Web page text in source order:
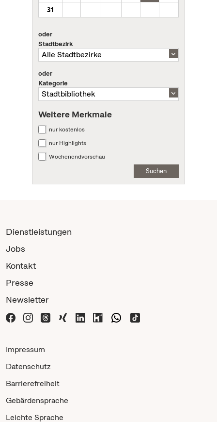
31
oder
Stadtbezirk
oder
Kategorie
Weitere Merkmale
nur kostenlos
nur Highlights
Wochenendvorschau
Suchen
Dienstleistungen
Jobs
Kontakt
Presse
Newsletter
Impressum
Datenschutz
Barrierefreiheit
Gebärdensprache
Leichte Sprache